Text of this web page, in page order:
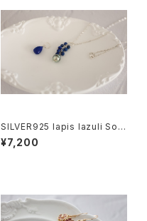
SILVER925 lapis lazuli Sout
h Sea Pearl necklace[kgf0
752]
¥7,200